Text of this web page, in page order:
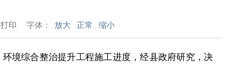
打印 字体： 放大 正常 缩小
境综合整治提升工程施工进度，经县政府研究，决